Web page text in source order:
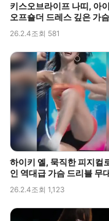
키스오브라이프 나띠, 아
오프숄더 드레스 깊은 가
인 직캠
26.2.4조회 581
하이키 옐, 묵직한 피지컬
인 역대급 가슴 드리블 무
26.2.4조회 1,123